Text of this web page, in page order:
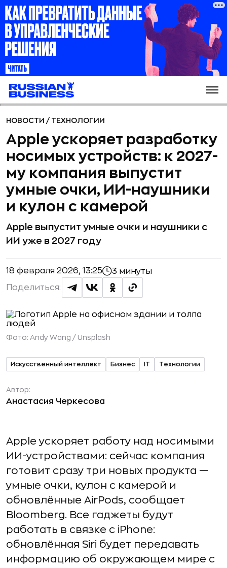
НОВОСТИ / ТЕХНОЛОГИИ
Apple ускоряет разработку
носимых устройств: к 2027-
му компания выпустит
умные очки, ИИ-наушники
и кулон с камерой
Apple выпустит умные очки и наушники с
ИИ уже в 2027 году
18 февраля 2026, 13:25 3 минуты
Поделиться:
Фото: Andy Wang / Unsplash
Искусственный интеллект Бизнес IT Технологии
Автор:
Анастасия Черкесова
Apple ускоряет работу над носимыми
ИИ-устройствами: сейчас компания
готовит сразу три новых продукта —
умные очки, кулон с камерой и
обновлённые AirPods, сообщает
Bloomberg. Все гаджеты будут
работать в связке с iPhone:
обновлённая Siri будет передавать
информацию об окружающем мире с